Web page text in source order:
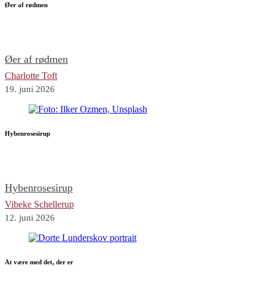
Øer af rødmen
Øer af rødmen
Charlotte Toft
19. juni 2026
Hybenrosesirup
Hybenrosesirup
Vibeke Schellerup
12. juni 2026
At være med det, der er